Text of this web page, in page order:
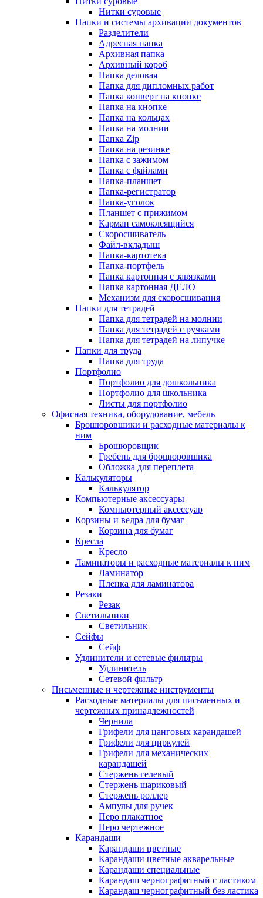
Нитки суровые
Папки и системы архивации документов
Разделители
Адресная папка
Архивная папка
Архивный короб
Папка деловая
Папка для дипломных работ
Папка конверт на кнопке
Папка на кнопке
Папка на кольцах
Папка на молнии
Папка Zip
Папка на резинке
Папка с зажимом
Папка с файлами
Папка-планшет
Папка-регистратор
Папка-уголок
Планшет с прижимом
Карман самоклеящийся
Скоросшиватель
Файл-вкладыш
Папка-картотека
Папка-портфель
Папка картонная с завязками
Папка картонная ДЕЛО
Механизм для скоросшивания
Папки для тетрадей
Папка для тетрадей на молнии
Папка для тетрадей с ручками
Папка для тетрадей на липучке
Папки для труда
Папка для труда
Портфолио
Портфолио для дошкольника
Портфолио для школьника
Листы для портфолио
Офисная техника, оборудование, мебель
Брошюровшики и расходные материалы к
ним
Брошюровщик
Гребень для брощюровшика
Обложка для переплета
Калькуляторы
Калькулятор
Компьютерные аксессуары
Компьютерный аксессуар
Корзины и ведра для бумаг
Корзина для бумаг
Кресла
Кресло
Ламинаторы и расходные материалы к ним
Ламинатор
Пленка для ламинатора
Резаки
Резак
Светильники
Светильник
Сейфы
Сейф
Удлинители и сетевые фильтры
Удлинитель
Сетевой фильтр
Письменные и чертежные инструменты
Расходные материалы для письменных и
чертежных принадлежностей
Чернила
Грифели для цанговых карандашей
Грифели для циркулей
Грифели для механических
карандашей
Стержень гелевый
Стержень шариковый
Стержень роллер
Ампулы для ручек
Перо плакатное
Перо чертежное
Карандаши
Карандаши цветные
Карандаши цветные акварельные
Карандаши специальные
Карандаш чернографитный с ластиком
Карандаш чернографитный без ластика